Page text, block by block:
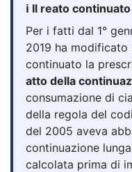
ℹ️ Il reato
Per i fatti dal 1°
2019 ha modificato
continuato la
atto della
consumazione di
della regola del
del 2005 aveva
continuazione
calcolata prima di